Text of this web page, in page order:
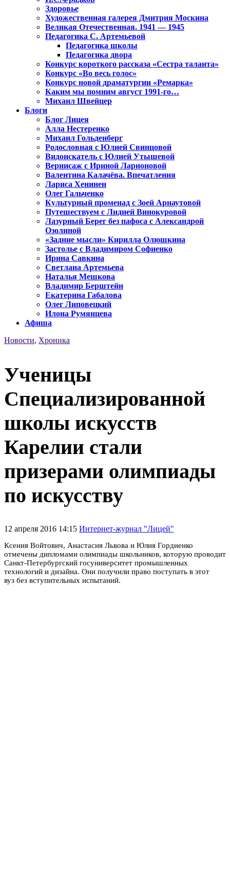
Здоровье
Художественная галерея Дмитрия Москина
Великая Отечественная. 1941 — 1945
Педагогика С. Артемьевой
Педагогика школы
Педагогика двора
Конкурс короткого рассказа «Сестра таланта»
Конкурс «Во весь голос»
Конкурс новой драматургии «Ремарка»
Каким мы помним август 1991-го…
Михаил Швейцер
Блоги
Блог Лицея
Алла Нестеренко
Михаил Гольденберг
Родословная с Юлией Свинцовой
Видоискатель с Юлией Утышевой
Вернисаж с Ириной Ларионовой
Валентина Калачёва. Впечатления
Лариса Хенинен
Олег Гальченко
Культурный променад с Зоей Арнаутовой
Путешествуем с Лидией Винокуровой
Лазурный Берег без пафоса с Александрой
Озолиной
«Задние мысли» Кирилла Олюшкина
Застолье с Владимиром Софиенко
Ирина Савкина
Светлана Артемьева
Наталья Мешкова
Владимир Берштейн
Екатерина Габалова
Олег Липовецкий
Илона Румянцева
Афиша
Новости, Хроника
Ученицы
Специализированной
школы искусств
Карелии стали
призерами олимпиады
по искусству
12 апреля 2016 14:15 Интернет-журнал "Лицей"
Ксения Войтович, Анастасия Львова и Юлия Гордиенко
отмечены дипломами олимпиады школьников, которую проводит
Санкт-Петербургский госуниверситет промышленных
технологий и дизайна. Они получили право поступать в этот
вуз без вступительных испытаний.